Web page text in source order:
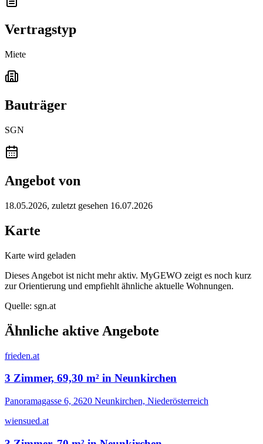
Vertragstyp
Miete
Bauträger
SGN
Angebot von
18.05.2026, zuletzt gesehen 16.07.2026
Karte
Karte wird geladen
Dieses Angebot ist nicht mehr aktiv. MyGEWO zeigt es noch kurz
zur Orientierung und empfiehlt ähnliche aktuelle Wohnungen.
Quelle: sgn.at
Ähnliche aktive Angebote
frieden.at
3 Zimmer, 69,30 m² in Neunkirchen
Panoramagasse 6, 2620 Neunkirchen, Niederösterreich
wiensued.at